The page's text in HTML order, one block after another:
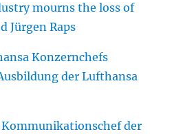
mourns the loss of
Jürgen Raps
Konzernchefs
der Lufthansa
der